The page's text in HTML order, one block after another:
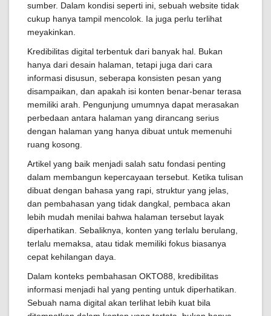
sumber. Dalam kondisi seperti ini, sebuah website tidak
cukup hanya tampil mencolok. Ia juga perlu terlihat
meyakinkan.
Kredibilitas digital terbentuk dari banyak hal. Bukan
hanya dari desain halaman, tetapi juga dari cara
informasi disusun, seberapa konsisten pesan yang
disampaikan, dan apakah isi konten benar-benar terasa
memiliki arah. Pengunjung umumnya dapat merasakan
perbedaan antara halaman yang dirancang serius
dengan halaman yang hanya dibuat untuk memenuhi
ruang kosong.
Artikel yang baik menjadi salah satu fondasi penting
dalam membangun kepercayaan tersebut. Ketika tulisan
dibuat dengan bahasa yang rapi, struktur yang jelas,
dan pembahasan yang tidak dangkal, pembaca akan
lebih mudah menilai bahwa halaman tersebut layak
diperhatikan. Sebaliknya, konten yang terlalu berulang,
terlalu memaksa, atau tidak memiliki fokus biasanya
cepat kehilangan daya.
Dalam konteks pembahasan OKTO88, kredibilitas
informasi menjadi hal yang penting untuk diperhatikan.
Sebuah nama digital akan terlihat lebih kuat bila